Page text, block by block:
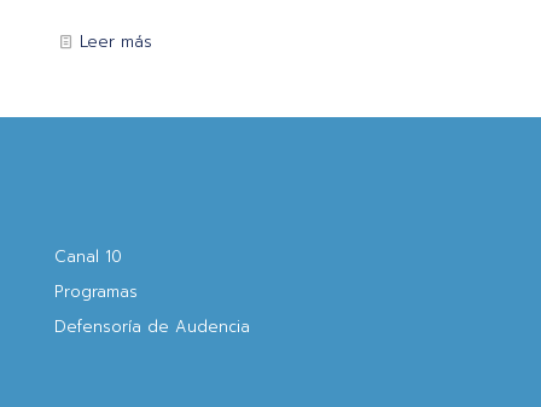
Leer más
Canal 10
Programas
Defensoría de Audencia